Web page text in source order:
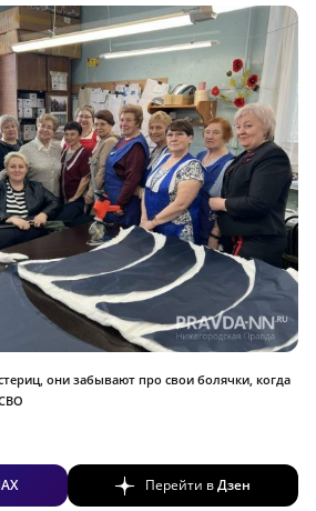
они забывают про свои болячки, когда
Перейти вДзен